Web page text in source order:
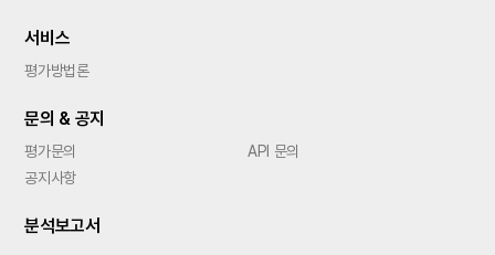
서비스
평가방법론
문의 & 공지
평가문의
API 문의
공지사항
분석보고서